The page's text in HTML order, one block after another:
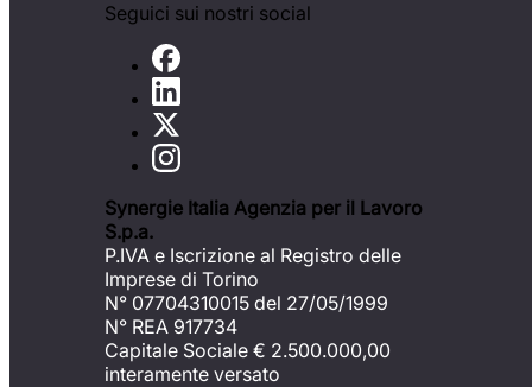
Seguici sui nostri social
Synergie Italia Agenzia per il Lavoro
S.p.a.
P.IVA e Iscrizione al Registro delle
Imprese di Torino
N° 07704310015 del 27/05/1999
N° REA 917734
Capitale Sociale € 2.500.000,00
interamente versato